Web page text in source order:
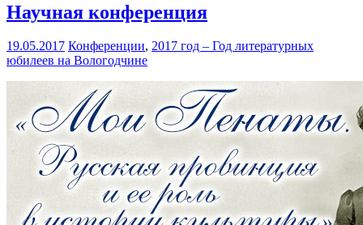
Научная конференция
19.05.2017 Конференции, 2017 год – Год литературных
юбилеев на Вологодчине